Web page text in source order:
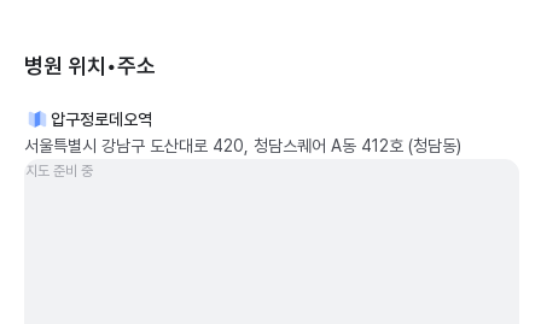
병원 위치•주소
압구정로데오역
서울특별시 강남구 도산대로 420, 청담스퀘어 A동 412호 (청담동)
지도 준비 중